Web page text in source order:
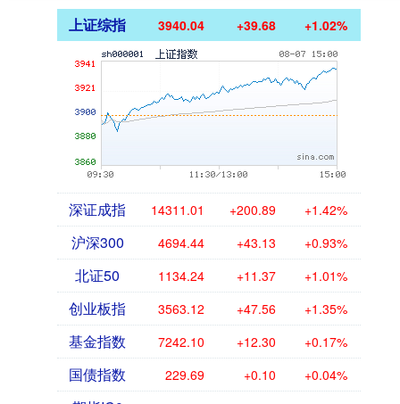
上证综指 3940.04 +39.68 +1.02%
深证成指 14311.01 +200.89 +1.42%
沪深300 4694.44 +43.13 +0.93%
北证50 1134.24 +11.37 +1.01%
创业板指 3563.12 +47.56 +1.35%
基金指数 7242.10 +12.30 +0.17%
国债指数 229.69 +0.10 +0.04%